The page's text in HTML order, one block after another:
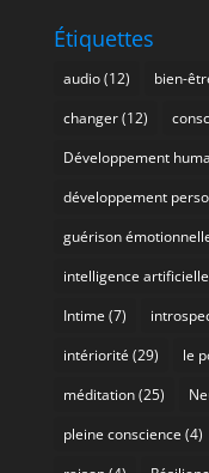
Étiquettes
audio(12) bien-
changer(12)
Développement
développement
guérison
intelligence artificielle
Intime (7)
intériorité (29) le
méditation(25)
pleine conscience (4)